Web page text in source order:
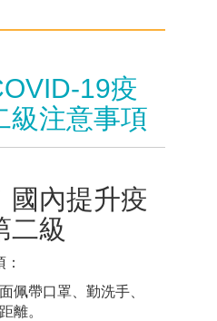
19疫
級注意事項
國內提升疫
二級
佩帶口罩、勤洗手、
離。